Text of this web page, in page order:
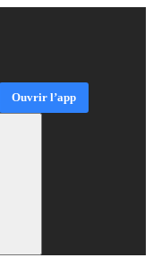
Ouvrir l’app